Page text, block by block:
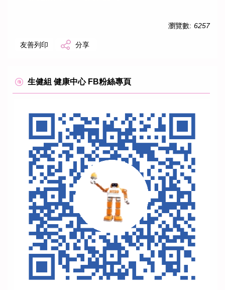
瀏覽數: 6257
友善列印 分享
生健組 健康中心 FB粉絲專頁